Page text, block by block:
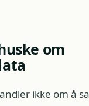
om
ikke om å